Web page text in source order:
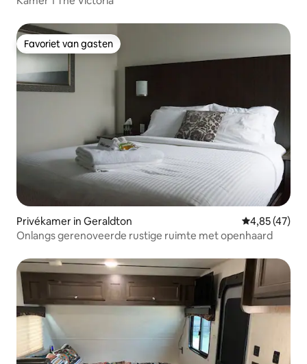
Favoriet van gasten
Favoriet van gasten
Privékamer in Geraldton Gemiddelde
4,85 (47)
Onlangs gerenoveerde rustige ruimte met openhaard